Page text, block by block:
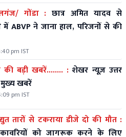
परसपुर/करनैलगंज/ गोंडा : छात्र अमित यादव से
में ABVP ने जाना हाल, परिजनों से की
pm IST
बड़ी खबरें........ : शेखर न्यूज़ उत्तर
मुख्य खबरें
pm IST
सीतापुर में विद्युत तारों से टकराया डीजे दो की मौत :
को जागरूक करने के लिए